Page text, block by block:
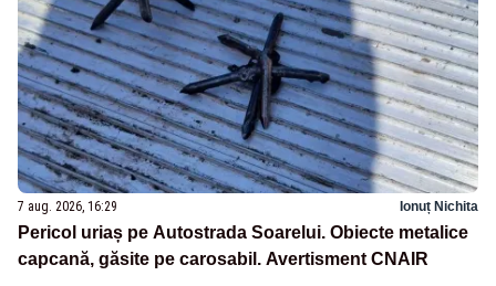
7 aug. 2026, 16:29 Ionuț Nichita
Pericol uriaș pe Autostrada Soarelui. Obiecte metalice
capcană, găsite pe carosabil. Avertisment CNAIR